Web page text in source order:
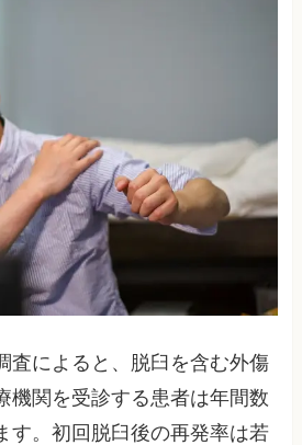
査によると、脱臼を含む外傷
機関を受診する患者は年間数
す。初回脱臼後の再発率は若